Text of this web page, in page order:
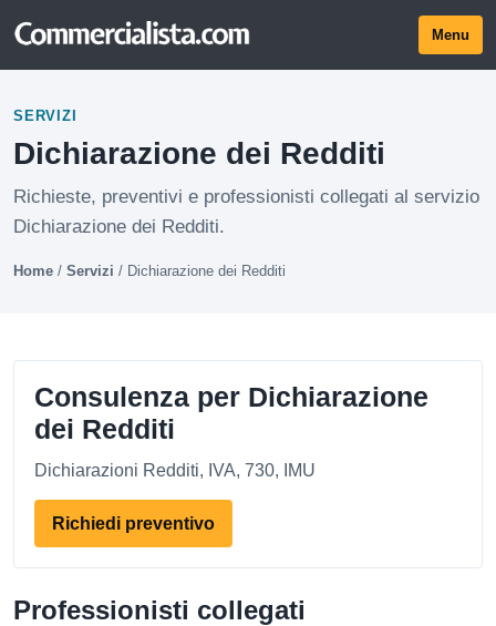
Menu
SERVIZI
Dichiarazione dei Redditi
Richieste, preventivi e professionisti collegati al servizio
Dichiarazione dei Redditi.
Home / Servizi / Dichiarazione dei Redditi
Consulenza per Dichiarazione
dei Redditi
Dichiarazioni Redditi, IVA, 730, IMU
Richiedi preventivo
Professionisti collegati